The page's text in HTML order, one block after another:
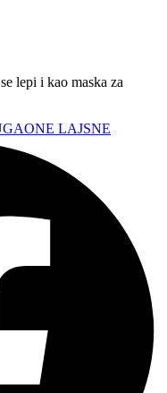
lepi i kao maska za
LAJSNE